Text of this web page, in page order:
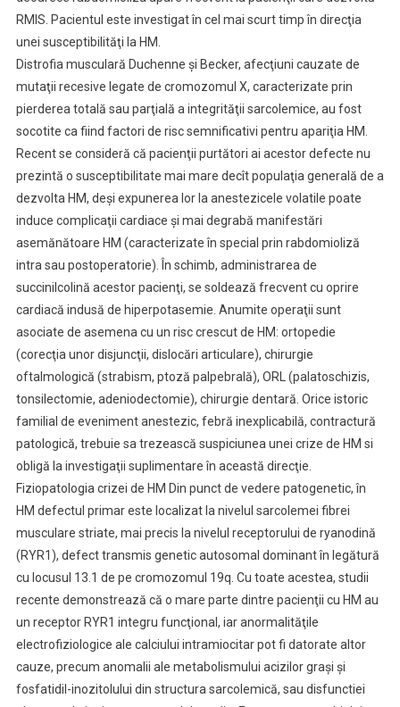
RMIS. Pacientul este investigat în cel mai scurt timp în direcţia
unei susceptibilităţi la HM.
Distrofia musculară Duchenne şi Becker, afecţiuni cauzate de
mutaţii recesive legate de cromozomul X, caracterizate prin
pierderea totală sau parţială a integrităţii sarcolemice, au fost
socotite ca fiind factori de risc semnificativi pentru apariţia HM.
Recent se consideră că pacienţii purtători ai acestor defecte nu
prezintă o susceptibilitate mai mare decît populaţia generală de a
dezvolta HM, deşi expunerea lor la anestezicele volatile poate
induce complicaţii cardiace şi mai degrabă manifestări
asemănătoare HM (caracterizate în special prin rabdomioliză
intra sau postoperatorie). În schimb, administrarea de
succinilcolină acestor pacienţi, se soldează frecvent cu oprire
cardiacă indusă de hiperpotasemie. Anumite operaţii sunt
asociate de asemena cu un risc crescut de HM: ortopedie
(corecţia unor disjuncţii, dislocări articulare), chirurgie
oftalmologică (strabism, ptoză palpebrală), ORL (palatoschizis,
tonsilectomie, adeniodectomie), chirurgie dentară. Orice istoric
familial de eveniment anestezic, febră inexplicabilă, contractură
patologică, trebuie sa trezească suspiciunea unei crize de HM si
obligă la investigaţii suplimentare în această direcţie.
Fiziopatologia crizei de HM Din punct de vedere patogenetic, în
HM defectul primar este localizat la nivelul sarcolemei fibrei
musculare striate, mai precis la nivelul receptorului de ryanodină
(RYR1), defect transmis genetic autosomal dominant în legătură
cu locusul 13.1 de pe cromozomul 19q. Cu toate acestea, studii
recente demonstrează că o mare parte dintre pacienţii cu HM au
un receptor RYR1 integru funcţional, iar anormalităţile
electrofiziologice ale calciului intramiocitar pot fi datorate altor
cauze, precum anomalii ale metabolismului acizilor graşi şi
fosfatidil-inozitolului din structura sarcolemică, sau disfunctiei